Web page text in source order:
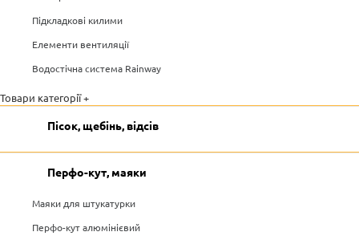
Підкладкові килими
Елементи вентиляції
Водостічна система Rainway
Товари категорії +
Пісок, щебінь, відсів
Перфо-кут, маяки
Маяки для штукатурки
Перфо-кут алюмінієвий